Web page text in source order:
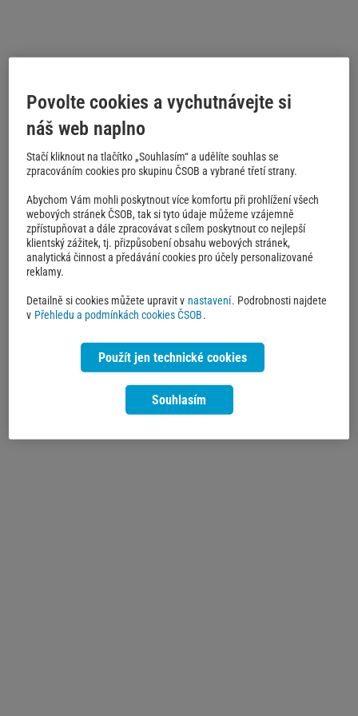
Povolte cookies a vychutnávejte si
náš web naplno
Stačí kliknout na tlačítko „Souhlasím“ a udělíte souhlas se
zpracováním cookies pro skupinu ČSOB a vybrané třetí strany.
Abychom Vám mohli poskytnout více komfortu při prohlížení všech
webových stránek ČSOB, tak si tyto údaje můžeme vzájemně
zpřístupňovat a dále zpracovávat s cílem poskytnout co nejlepší
klientský zážitek, tj. přizpůsobení obsahu webových stránek,
analytická činnost a předávání cookies pro účely personalizované
reklamy.
Detailně si cookies můžete upravit v nastavení. Podrobnosti najdete
v Přehledu a podmínkách cookies ČSOB.
Použít jen technické cookies
Souhlasím